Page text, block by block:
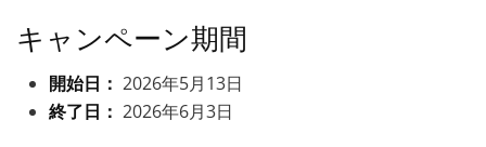
キャンペーン期間
開始日： 2026年5月13日
終了日： 2026年6月3日